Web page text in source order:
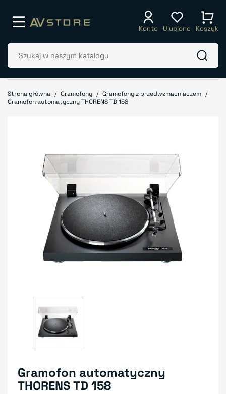
Konto Ulubione Koszyk
Strona główna Gramofony
Gramofony z przedwzmacniaczem
Gramofon automatyczny THORENS TD 158
Gramofon automatyczny
THORENS TD 158